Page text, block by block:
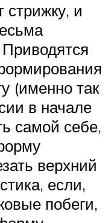
стрижку, и
(именно так
в начале
самой себе,
верхний
если,
побеги,